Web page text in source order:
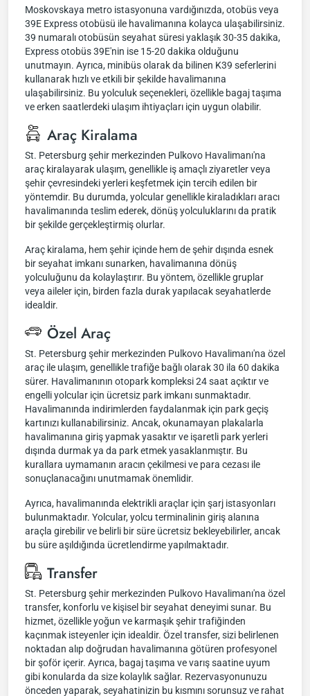
Moskovskaya metro istasyonuna vardığınızda, otobüs veya
39E Express otobüsü ile havalimanına kolayca ulaşabilirsiniz.
39 numaralı otobüsün seyahat süresi yaklaşık 30-35 dakika,
Express otobüs 39E'nin ise 15-20 dakika olduğunu
unutmayın. Ayrıca, minibüs olarak da bilinen K39 seferlerini
kullanarak hızlı ve etkili bir şekilde havalimanına
ulaşabilirsiniz. Bu yolculuk seçenekleri, özellikle bagaj taşıma
ve erken saatlerdeki ulaşım ihtiyaçları için uygun olabilir.
Araç Kiralama
St. Petersburg şehir merkezinden Pulkovo Havalimanı'na
araç kiralayarak ulaşım, genellikle iş amaçlı ziyaretler veya
şehir çevresindeki yerleri keşfetmek için tercih edilen bir
yöntemdir. Bu durumda, yolcular genellikle kiraladıkları aracı
havalimanında teslim ederek, dönüş yolculuklarını da pratik
bir şekilde gerçekleştirmiş olurlar.
Araç kiralama, hem şehir içinde hem de şehir dışında esnek
bir seyahat imkanı sunarken, havalimanına dönüş
yolculuğunu da kolaylaştırır. Bu yöntem, özellikle gruplar
veya aileler için, birden fazla durak yapılacak seyahatlerde
idealdir.
Özel Araç
St. Petersburg şehir merkezinden Pulkovo Havalimanı'na özel
araç ile ulaşım, genellikle trafiğe bağlı olarak 30 ila 60 dakika
sürer. Havalimanının otopark kompleksi 24 saat açıktır ve
engelli yolcular için ücretsiz park imkanı sunmaktadır.
Havalimanında indirimlerden faydalanmak için park geçiş
kartınızı kullanabilirsiniz. Ancak, okunamayan plakalarla
havalimanına giriş yapmak yasaktır ve işaretli park yerleri
dışında durmak ya da park etmek yasaklanmıştır. Bu
kurallara uymamanın aracın çekilmesi ve para cezası ile
sonuçlanacağını unutmamak önemlidir.
Ayrıca, havalimanında elektrikli araçlar için şarj istasyonları
bulunmaktadır. Yolcular, yolcu terminalinin giriş alanına
araçla girebilir ve belirli bir süre ücretsiz bekleyebilirler, ancak
bu süre aşıldığında ücretlendirme yapılmaktadır.
Transfer
St. Petersburg şehir merkezinden Pulkovo Havalimanı'na özel
transfer, konforlu ve kişisel bir seyahat deneyimi sunar. Bu
hizmet, özellikle yoğun ve karmaşık şehir trafiğinden
kaçınmak isteyenler için idealdir. Özel transfer, sizi belirlenen
noktadan alıp doğrudan havalimanına götüren profesyonel
bir şoför içerir. Ayrıca, bagaj taşıma ve varış saatine uyum
gibi konularda da size kolaylık sağlar. Rezervasyonunuzu
önceden yaparak, seyahatinizin bu kısmını sorunsuz ve rahat